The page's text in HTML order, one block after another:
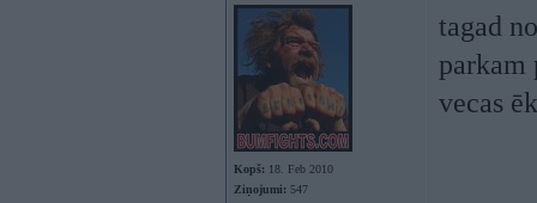
Kopš: 18. Feb 2010
Ziņojumi: 547
tagad
parkam
vecas